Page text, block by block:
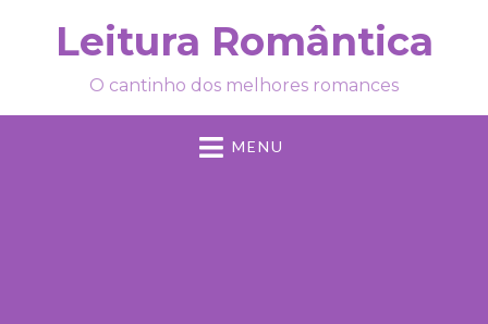
Leitura Romântica
O cantinho dos melhores romances
MENU